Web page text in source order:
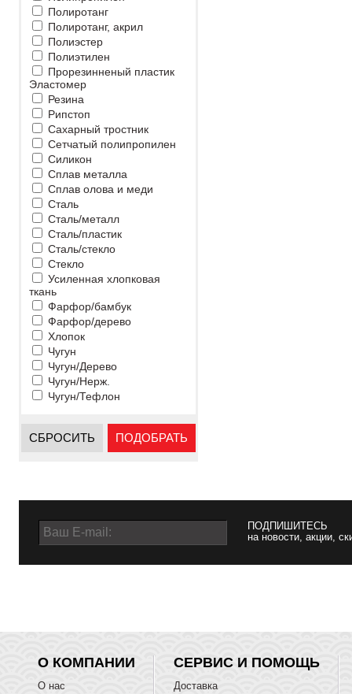
Полиротанг
Полиротанг, акрил
Полиэстер
Полиэтилен
Прорезинненый пластик
Эластомер
Резина
Рипстоп
Сахарный тростник
Сетчатый полипропилен
Силикон
Сплав металла
Сплав олова и меди
Сталь
Сталь/металл
Сталь/пластик
Сталь/стекло
Стекло
Усиленная хлопковая
ткань
Фарфор/бамбук
Фарфор/дерево
Хлопок
Чугун
Чугун/Дерево
Чугун/Нерж.
Чугун/Тефлон
СБРОСИТЬ ПОДОБРАТЬ
ПОДПИШИТЕСЬ
на новости, акции,
О КОМПАНИИ
О нас
СЕРВИС И ПОМОЩЬ
Доставка